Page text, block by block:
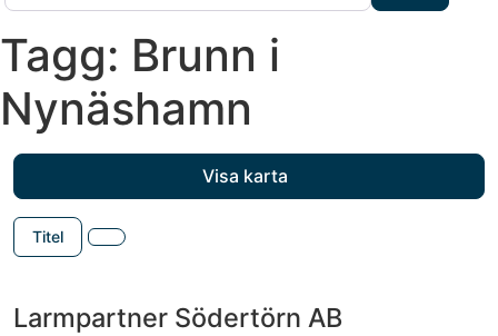
Tagg: Brunn i
Nynäshamn
Visa karta
Titel
Larmpartner Södertörn AB